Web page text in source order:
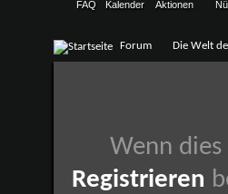
FAQ Kalender Aktionen
Forum Die Welt
Wenn
Registrieren